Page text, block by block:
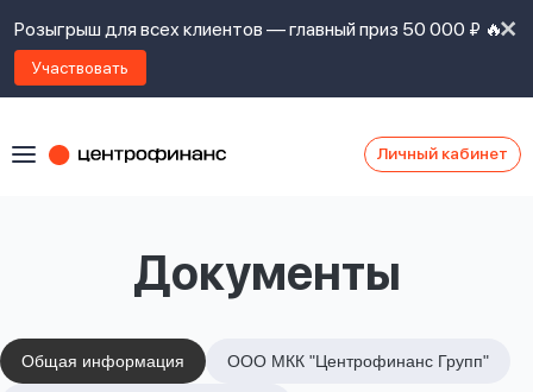
Розыгрыш для всех клиентов — главный приз 50 000 ₽ 🔥
Участвовать
Личный кабинет
Документы
Общая информация ООО МКК "Центрофинанс Групп"
ознакомлен
предоставления
займов,
политикой